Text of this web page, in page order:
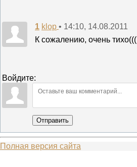
1 klop • 14:10, 14.08.2011
К сожалению, очень тихо(((
Войдите:
Отправить
Полная версия сайта